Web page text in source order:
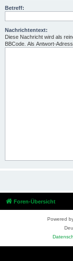
Betreff:
Nachrichtentext:
Diese Nachricht wird als
BBCode. Als Antwort-
Foren-Übersicht
Powered